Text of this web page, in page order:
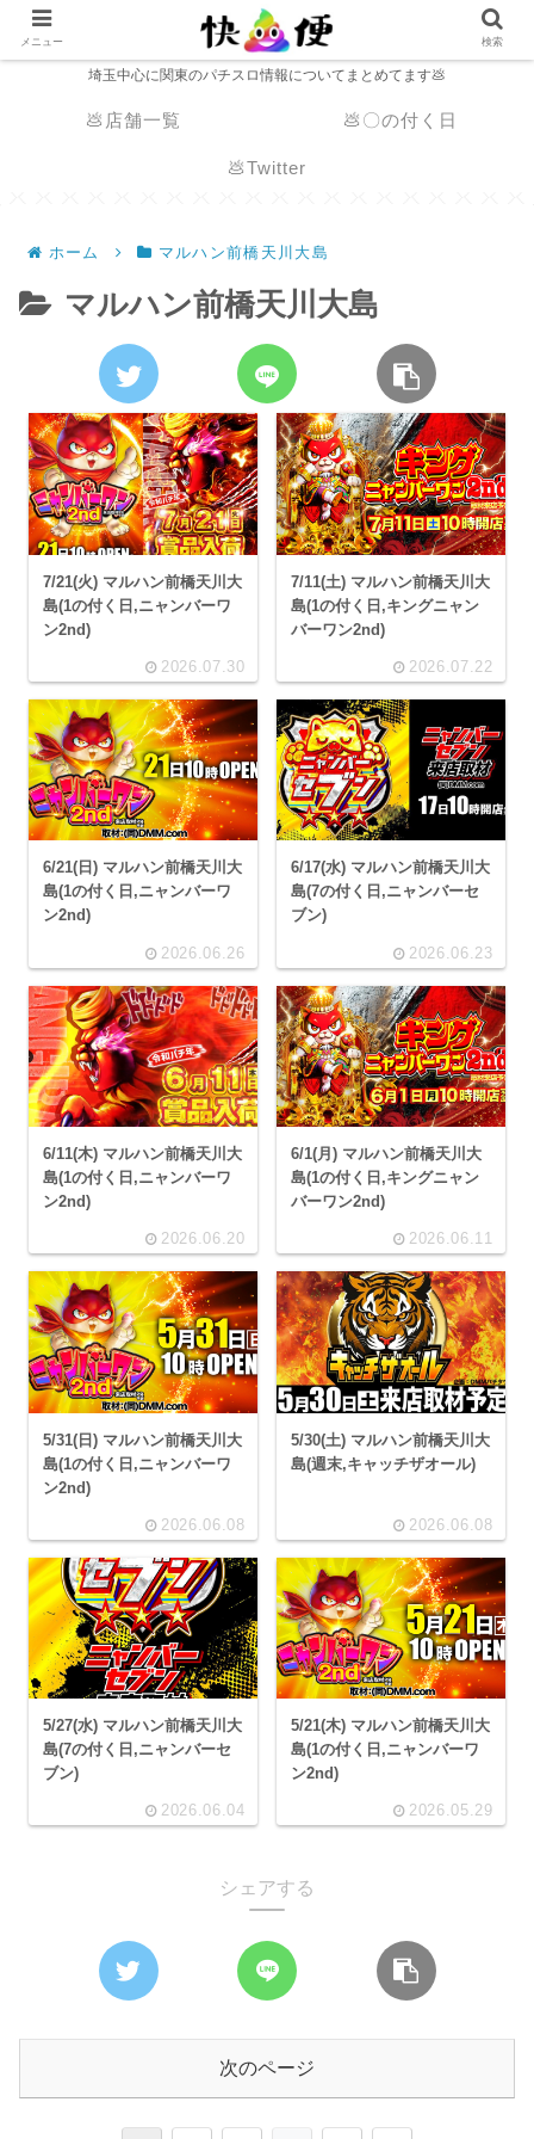
埼玉中心に関東のパチスロ情報についてまとめてます💩
💩店舗一覧 💩〇の付く日
💩Twitter
ホーム マルハン前橋天川大島
マルハン前橋天川大島
7/21(火) マルハン前橋天川大
島(1の付く日,ニャンバーワ
ン2nd)
2026.07.30
7/11(土) マルハン前橋天川大
島(1の付く日,キングニャン
バーワン2nd)
2026.07.22
6/21(日) マルハン前橋天川大
島(1の付く日,ニャンバーワ
ン2nd)
2026.06.26
6/17(水) マルハン前橋天川大
島(7の付く日,ニャンバーセ
ブン)
2026.06.23
6/11(木) マルハン前橋天川大
島(1の付く日,ニャンバーワ
ン2nd)
2026.06.20
6/1(月) マルハン前橋天川大
島(1の付く日,キングニャン
バーワン2nd)
2026.06.11
5/31(日) マルハン前橋天川大
島(1の付く日,ニャンバーワ
ン2nd)
2026.06.08
5/30(土) マルハン前橋天川大
島(週末,キャッチザオール)
2026.06.08
5/27(水) マルハン前橋天川大
島(7の付く日,ニャンバーセ
ブン)
2026.06.04
5/21(木) マルハン前橋天川大
島(1の付く日,ニャンバーワ
ン2nd)
2026.05.29
シェアする
次のページ
メニュー 検索